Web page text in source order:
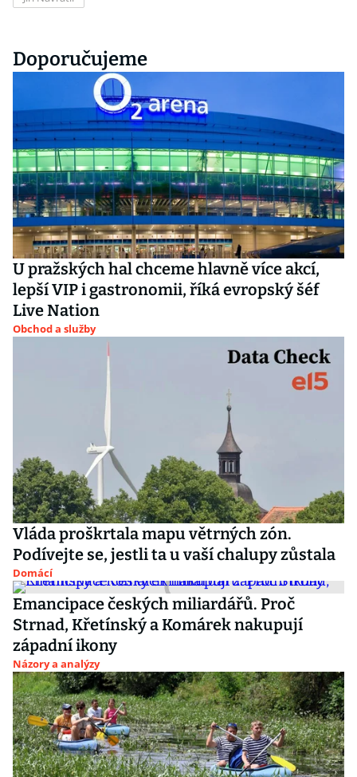
Doporučujeme
U pražských hal chceme hlavně více akcí,
lepší VIP i gastronomii, říká evropský šéf
Live Nation
Obchod a služby
Vláda proškrtala mapu větrných zón.
Podívejte se, jestli ta u vaší chalupy zůstala
Domácí
Emancipace českých miliardářů. Proč
Strnad, Křetínský a Komárek nakupují
západní ikony
Názory a analýzy